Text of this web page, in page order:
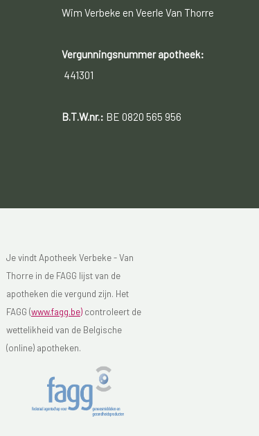
Wim Verbeke en Veerle Van Thorre
Vergunningsnummer apotheek:
441301
B.T.W.nr.: BE 0820 565 956
Je vindt Apotheek Verbeke - Van
Thorre in de FAGG lijst van de
apotheken die vergund zijn. Het
FAGG (www.fagg.be)controleert de
wettelikheid van de Belgische
(online) apotheken.